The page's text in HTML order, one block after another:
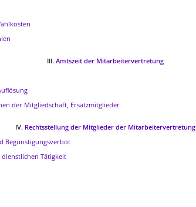
III. Amtszeit der Mitarbeitervertretung
der Mitgliedschaft, Ersatzmitglieder
IV. Rechtsstellung der Mitglieder der Mitarbeitervertretung
Begünstigungsverbot
Tätigkeit